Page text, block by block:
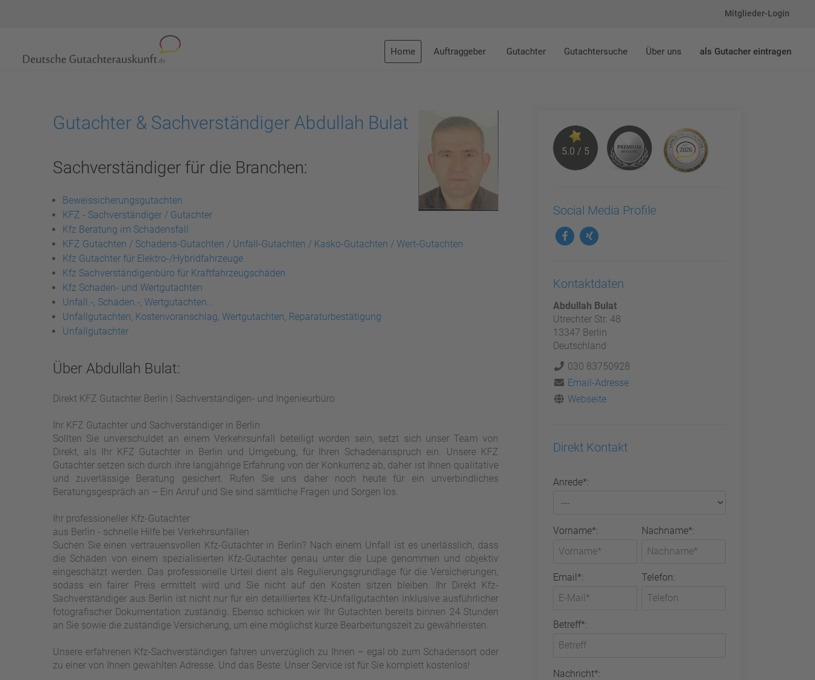
Mitglieder-Login
Home Auftraggeber Gutachter Gutachtersuche Über uns als Gutacher eintragen
Gutachter & Sachverständiger Abdullah Bulat
Sachverständiger für die Branchen:
Beweissicherungsgutachten
KFZ - Sachverständiger / Gutachter
Kfz Beratung im Schadensfall
KFZ Gutachten / Schadens-Gutachten / Unfall-Gutachten / Kasko-Gutachten / Wert-Gutachten
Kfz Gutachter für Elektro-/Hybridfahrzeuge
Kfz Sachverständigenbüro für Kraftfahrzeugschäden
Kfz Schaden- und Wertgutachten
Unfall.-, Schaden.-, Wertgutachten...
Unfallgutachten, Kostenvoranschlag, Wertgutachten, Reparaturbestätigung
Unfallgutachter
Über Abdullah Bulat:
Direkt KFZ Gutachter Berlin | Sachverständigen- und Ingenieurbüro
Ihr KFZ Gutachter und Sachverständiger in Berlin
Sollten Sie unverschuldet an einem Verkehrsunfall beteiligt worden sein, setzt sich unser Team von
Direkt, als Ihr KFZ Gutachter in Berlin und Umgebung, für Ihren Schadenanspruch ein. Unsere KFZ
Gutachter setzen sich durch ihre langjährige Erfahrung von der Konkurrenz ab, daher ist Ihnen qualitative
und zuverlässige Beratung gesichert. Rufen Sie uns daher noch heute für ein unverbindliches
Beratungsgespräch an – Ein Anruf und Sie sind sämtliche Fragen und Sorgen los.
Ihr professioneller Kfz-Gutachter
aus Berlin - schnelle Hilfe bei Verkehrsunfällen
Suchen Sie einen vertrauensvollen Kfz-Gutachter in Berlin? Nach einem Unfall ist es unerlässlich, dass
die Schäden von einem spezialisierten Kfz-Gutachter genau unter die Lupe genommen und objektiv
eingeschätzt werden. Das professionelle Urteil dient als Regulierungsgrundlage für die Versicherungen,
sodass ein fairer Preis ermittelt wird und Sie nicht auf den Kosten sitzen bleiben. Ihr Direkt Kfz-
Sachverständiger aus Berlin ist nicht nur für ein detailliertes Kfz-Unfallgutachten inklusive ausführlicher
fotografischer Dokumentation zuständig. Ebenso schicken wir Ihr Gutachten bereits binnen 24 Stunden
an Sie sowie die zuständige Versicherung, um eine möglichst kurze Bearbeitungszeit zu gewährleisten.
Unsere erfahrenen Kfz-Sachverständigen fahren unverzüglich zu Ihnen – egal ob zum Schadensort oder
zu einer von Ihnen gewählten Adresse. Und das Beste: Unser Service ist für Sie komplett kostenlos!
5.0 / 5
Social Media Profile
Kontaktdaten
Abdullah Bulat
Utrechter Str. 48
13347 Berlin
Deutschland
030 83750928
Email-Adresse
Webseite
Direkt Kontakt
Anrede*:
Vorname*: Nachname*:
Email*: Telefon:
Betreff*:
Nachricht*: